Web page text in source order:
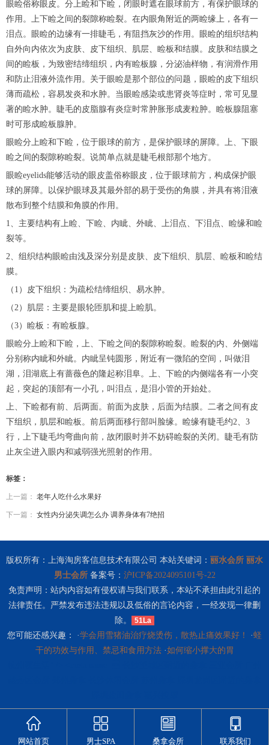
眼睑俗称眼皮。分上睑和下睑，闭眼时遮在眼球前方，有保护眼球的
作用。上下睑之间的裂隙称睑裂。在内眼角附近的两睑缘上，各有一
泪点。眼睑的边缘有一排睫毛，有阻挡灰沙的作用。眼睑的组织结构
自外向内依次为皮肤、皮下组织、肌层、睑板和结膜。皮肤和结膜之
间的睑板，为致密结缔组织，内有睑板腺，分泌油样物，有润滑作用
和防止泪液外流作用。关于眼睑是那个部位的问题，眼睑的皮下组织
薄而疏松，容易发炎和水肿。当眼睑感染或患肾炎等症时，常可见显
著的睑水肿。睫毛的皮脂腺有炎症时常肿胀形成麦粒肿。睑板腺阻塞
时可形成睑板腺肿。
眼睑分上睑和下睑，位于眼球的前方，是保护眼球的屏障。上、下眼
睑之间的裂隙称睑裂。说简单点就是睫毛根部那个地方。
眼睑eyelids能够活动的眼皮盖俗称眼皮，位于眼球前方，构成保护眼
球的屏障。以保护眼球及其最外部的易于受伤的角膜，并具有将泪液
散布到整个结膜和角膜的作用。
1、主要结构有上睑、下睑、内眦、外眦、上泪点、下泪点、睑缘和睑
裂等。
2、组织结构眼睑由浅及深分别是皮肤、皮下组织、肌层、睑板和睑结
膜。
（1）皮下组织：为疏松结缔组织、易水肿。
（2）肌层：主要是眼轮匝肌和提上睑肌。
（3）睑板：有睑板腺。
眼睑分上睑和下睑，上、下睑之间的裂隙称睑裂。睑裂的内、外侧端
分别称内眦和外眦。内眦呈钝圆形，附近有一微陷的空间，叫做泪
湖，泪湖底上有蔷薇色的隆起称泪阜。上、下睑的内侧端各有一小突
起，突起的顶部有一小孔，叫泪点，是泪小管的开始处。
上、下睑都有前、后两面。前面为皮肤，后面为结膜。二者之间有皮
下组织，肌层和睑板。前后两面移行部叫脸缘。睑缘有睫毛约2、3
行，上下睫毛均弯曲向前，故闭眼时并不妨碍睑裂的关闭。睫毛有防
止灰尘进入眼内和减弱强光照射的作用。
标签：
上一篇： 老年人吃什么水果好
下一篇： 女性内分泌失调怎么办 调养身体有7绝招
版权所有：上海淘房客信息技术有限公司 本站关键词： 丽水会所 丽水
男士会所备案号： 沪ICP备2024095101号-22
免责声明：站内内容如有侵权请与我们联系，本站不承担由此引起的
法律责任。严禁发布违法违规以及低俗的言论内容，一经发现一律删
除。
51La
您可能还感兴趣： ·学会用雪猪油治疗烧烫伤，散热止痛效果好！ ·蛏
干的功效与作用、禁忌和食用方法·如何缩小撑大的胃
网站首页 男士SPA 桑拿会所 联系我们